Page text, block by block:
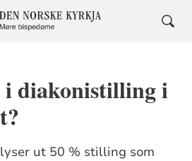
i diakonistilling i
ut 50 % stilling som